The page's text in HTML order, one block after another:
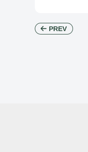
PREV